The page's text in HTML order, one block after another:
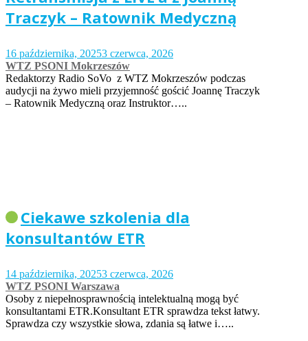
Traczyk – Ratownik Medyczną
16 października, 20253 czerwca, 2026
WTZ PSONI Mokrzeszów
Redaktorzy Radio SoVo z WTZ Mokrzeszów podczas
audycji na żywo mieli przyjemność gościć Joannę Traczyk
– Ratownik Medyczną oraz Instruktor…..
Ciekawe szkolenia dla
konsultantów ETR
14 października, 20253 czerwca, 2026
WTZ PSONI Warszawa
Osoby z niepełnosprawnością intelektualną mogą być
konsultantami ETR.Konsultant ETR sprawdza tekst łatwy.
Sprawdza czy wszystkie słowa, zdania są łatwe i…..